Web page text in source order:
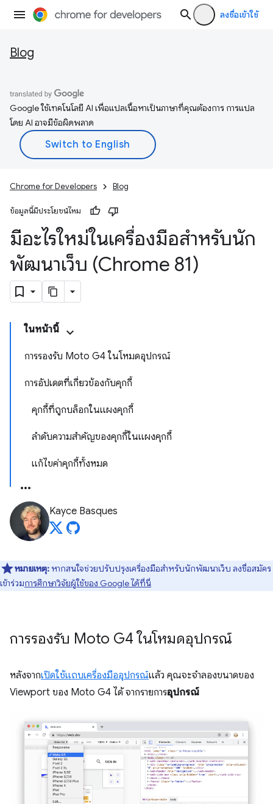
ลงชื่อเข้าใช้
Blog
Google ใช้เทคโนโลยี AI เพื่อแปลเนื้อหาเป็นภาษาที่คุณต้องการ การแปล
โดย AI อาจมีข้อผิดพลาด
Chrome for Developers Blog
ข้อมูลนี้มีประโยชน์ไหม
มีอะไรใหม่ในเครื่องมือสำหรับนัก
พัฒนาเว็บ (Chrome 81)
ในหน้านี้
การรองรับ Moto G4 ในโหมดอุปกรณ์
การอัปเดตที่เกี่ยวข้องกับคุกกี้
คุกกี้ที่ถูกบล็อกในแผงคุกกี้
ลำดับความสำคัญของคุกกี้ในแผงคุกกี้
แก้ไขค่าคุกกี้ทั้งหมด
Kayce Basques
หมายเหตุ: หากสนใจช่วยปรับปรุงเครื่องมือสำหรับนักพัฒนาเว็บ ลงชื่อสมัคร
เข้าร่วมการศึกษาวิจัยผู้ใช้ของ Google ได้ที่นี่
การรองรับ Moto G4 ในโหมดอุปกรณ์
หลังจากเปิดใช้แถบเครื่องมืออุปกรณ์แล้ว คุณจะจำลองขนาดของ
Viewport ของ Moto G4 ได้ จากรายการอุปกรณ์